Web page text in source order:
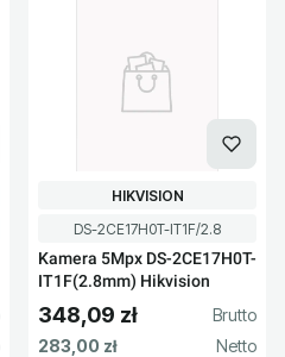
Kod produktu
DS-2CE17H0T-IT1F/2.8
Kamera 5Mpx DS-2CE17H0T-
IT1F(2.8mm) Hikvision
PRODUCENT
HIKVISION
Cena brutto
348,09 zł
Cena netto
283,00 zł